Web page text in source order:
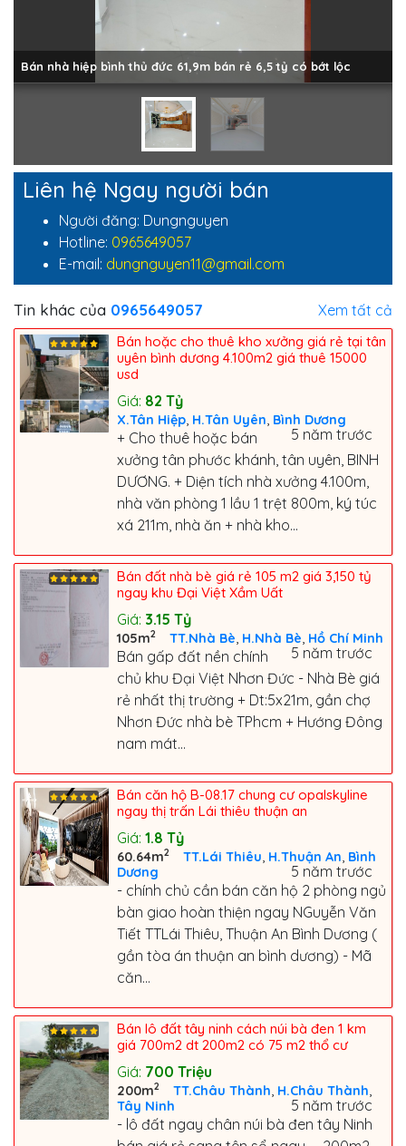
Bán nhà hiệp bình thủ đức 61,9m bán rẻ 6,5 tỷ có bớt lộc
Liên hệ Ngay người bán
Người đăng: Dungnguyen
Hotline: 0965649057
E-mail: dungnguyen11@gmail.com
Tin khác của 0965649057 Xem tất cả
Bán hoặc cho thuê kho xưởng giá rẻ tại tân
uyên bình dương 4.100m2 giá thuê 15000
usd
Giá: 82 Tỷ
X.Tân Hiệp H.Tân Uyên Bình Dương
5 năm trước
+ Cho thuê hoặc bán
xưởng tân phước khánh, tân uyên, BINH
DƯƠNG. + Diện tích nhà xưởng 4.100m,
nhà văn phòng 1 lầu 1 trệt 800m, ký túc
xá 211m, nhà ăn + nhà kho...
Bán đất nhà bè giá rẻ 105 m2 giá 3,150 tỷ
ngay khu Đại Việt Xầm Uất
Giá: 3.15 Tỷ
105m2 TT.Nhà Bè H.Nhà Bè Hồ Chí Minh
5 năm trước
Bán gấp đất nền chính
chủ khu Đại Việt Nhơn Đức - Nhà Bè giá
rẻ nhất thị trường + Dt:5x21m, gần chợ
Nhơn Đức nhà bè TPhcm + Hướng Đông
nam mát...
Bán căn hộ B-08.17 chung cư opalskyline
ngay thị trấn Lái thiêu thuận an
Giá: 1.8 Tỷ
60.64m2 TT.Lái Thiêu H.Thuận An Bình
Dương
5 năm trước
- chính chủ cần bán căn hộ 2 phòng ngủ
bàn giao hoàn thiện ngay NGuyễn Văn
Tiết TTLái Thiêu, Thuận An Bình Dương (
gần tòa án thuận an bình dương) - Mã
căn...
Bán lô đất tây ninh cách núi bà đen 1 km
giá 700m2 dt 200m2 có 75 m2 thổ cư
Giá: 700 Triệu
200m2 TT.Châu Thành H.Châu Thành
Tây Ninh
5 năm trước
- lô đất ngay chân núi bà đen tây Ninh